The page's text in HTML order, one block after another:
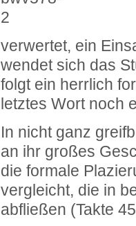
verwertet, ein
wendet sich das
folgt ein herrlich
letztes Wort noch
In nicht ganz
an ihr großes
die formale
vergleicht, die in
abfließen (Takte